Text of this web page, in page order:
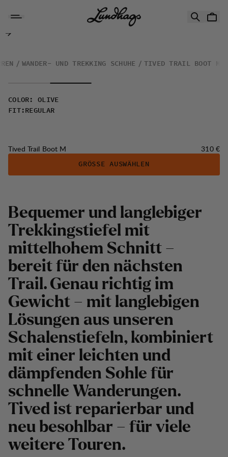
Tived Trail Boot M
WANDER- UND TREKKING SCHUHE TIVED TRAIL BOOT M
COLOR : OLIVE
FIT: REGULAR
Tived Trail Boot M Preis:
310 €
GRÖSSE AUSWÄHLEN
Bequemer und langlebiger
Trekkingstiefel mit
mittelhohem Schnitt –
bereit für den nächsten
Trail. Genau richtig im
Gewicht – mit langlebigen
Lösungen aus unseren
Schalenstiefeln, kombiniert
mit einer leichten und
dämpfenden Sohle für
schnelle Wanderungen.
Tived ist reparierbar und
neu besohlbar – für viele
weitere Touren.